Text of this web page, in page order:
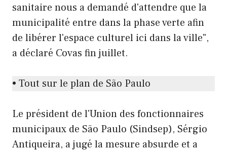
sanitaire nous a demandé d'attendre que la
municipalité entre dans la phase verte afin
de libérer l'espace culturel ici dans la ville",
a déclaré Covas fin juillet.
• Tout sur le plan de São Paulo
Le président de l'Union des fonctionnaires
municipaux de São Paulo (Sindsep), Sérgio
Antiqueira, a jugé la mesure absurde et a